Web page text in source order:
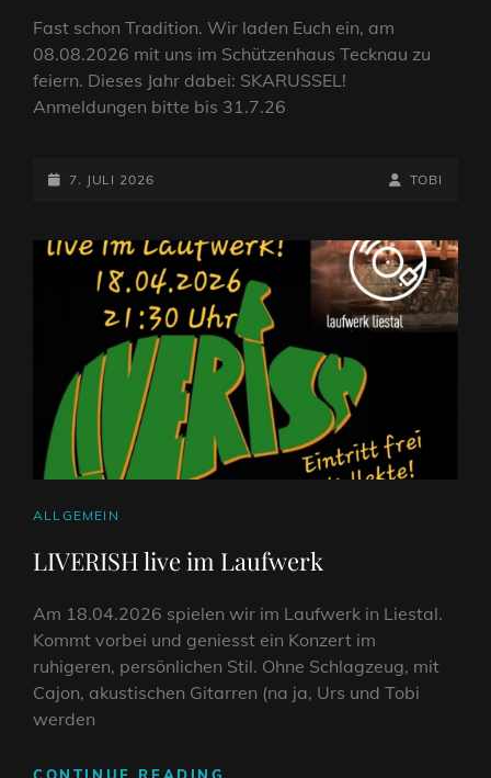
Fast schon Tradition. Wir laden Euch ein, am
08.08.2026 mit uns im Schützenhaus Tecknau zu
feiern. Dieses Jahr dabei: SKARUSSEL!
Anmeldungen bitte bis 31.7.26
POSTED-
7. JULI 2026
BY
BYLINE
TOBI
CAT
ALLGEMEIN
LIVERISH live im Laufwerk
Am 18.04.2026 spielen wir im Laufwerk in Liestal.
Kommt vorbei und geniesst ein Konzert im
ruhigeren, persönlichen Stil. Ohne Schlagzeug, mit
Cajon, akustischen Gitarren (na ja, Urs und Tobi
werden